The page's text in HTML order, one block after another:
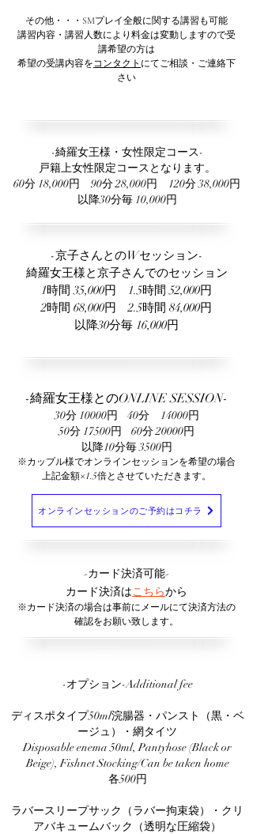
その他・・・SMプレイ全般に関する講習も可能
講習内容・講習人数により料金は変動しますので受
講希望の方は
希望の受講内容をコンタクト にてご相談・ご連絡下
さい
-綺羅女王様・女性限定コース-
戸籍上女性限定コースとなります。
60分 18,000円 90分 28,000円 120分 38,000円
以降30分毎 10,000円
-京子さんとのWセッション-
綺羅女王様と京子さんでのセッション
1時間 35,000円 1.5時間 52,000円
2時間 68,000円 2.5時間 84,000円
以降30分毎 16,000円
-綺羅女王様とのONLINE SESSION-
30分 10000円 40分 14000円
50分 17500円 60分 20000円
以降10分毎 3500円
※カップル様でオンラインセッションを希望の場合
上記金額×1.5倍とさせていただきます。
オンラインセッションのご予約はコチラ
-カード決済可能-
カード決済はこちらから
※カード決済の場合は事前にメールにて決済方法の
確認をお願い致します。
-オプション-Additional fee
ディスポタイプ50ml浣腸器・パンスト（黒・ベ
ージュ）・網タイツ
Disposable enema 50ml, Pantyhose (Black or
Beige), Fishnet Stocking/Can be taken home
各500円
ラバースリープサック（ラバー拘束袋）・クリ
アバキュームバック（透明な圧縮袋）